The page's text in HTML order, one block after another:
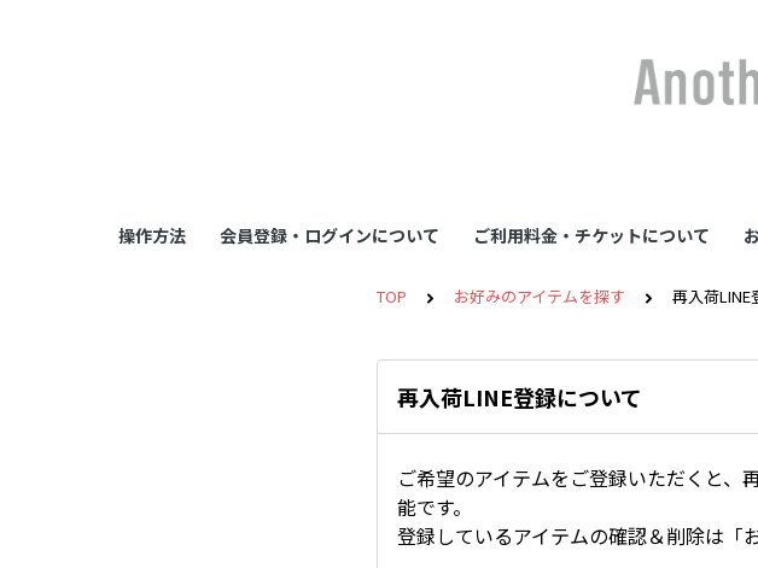
操作方法 会員登録・ログインについて ご利用料金・チケットについて
TOP お好みのアイテムを探す 再入荷LINE
再入荷LINE登録について
ご希望のアイテムをご登録いただくと
能です。
登録しているアイテムの確認＆削除は「